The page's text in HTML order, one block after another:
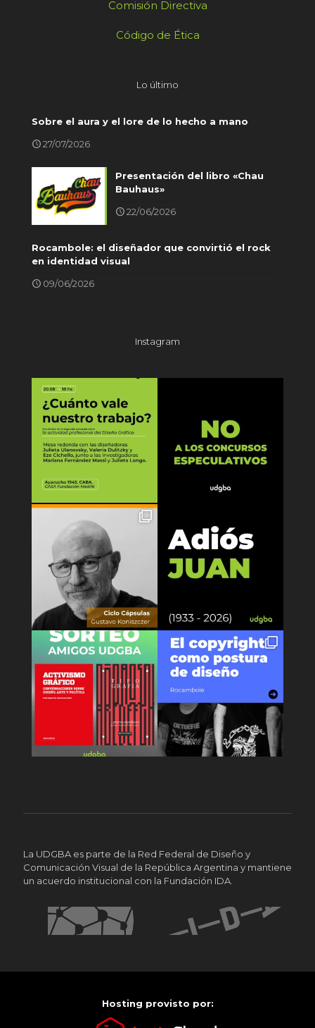
Comisión Directiva
Código de Ética
Lo último
Sobre el aura y el lore de lo hecho a mano
27/07/2026
Presentación del libro «Chau
Bauhaus»
22/06/2026
Rocambole: el diseñador que convirtió el rock
en identidad visual
09/06/2026
Instagram
La UDGBA es parte de la Red Federal de Diseño y
Comunicación Visual de la República Argentina y mantiene
un acuerdo institucional con la Fundación IDA.
Hosting provisto por: